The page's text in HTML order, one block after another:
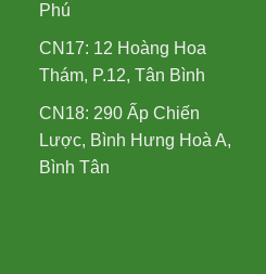
Phú
CN17: 12 Hoàng Hoa
Thám, P.12, Tân Bình
CN18: 290 Ấp Chiến
Lược, Bình Hưng Hoà A,
Bình Tân